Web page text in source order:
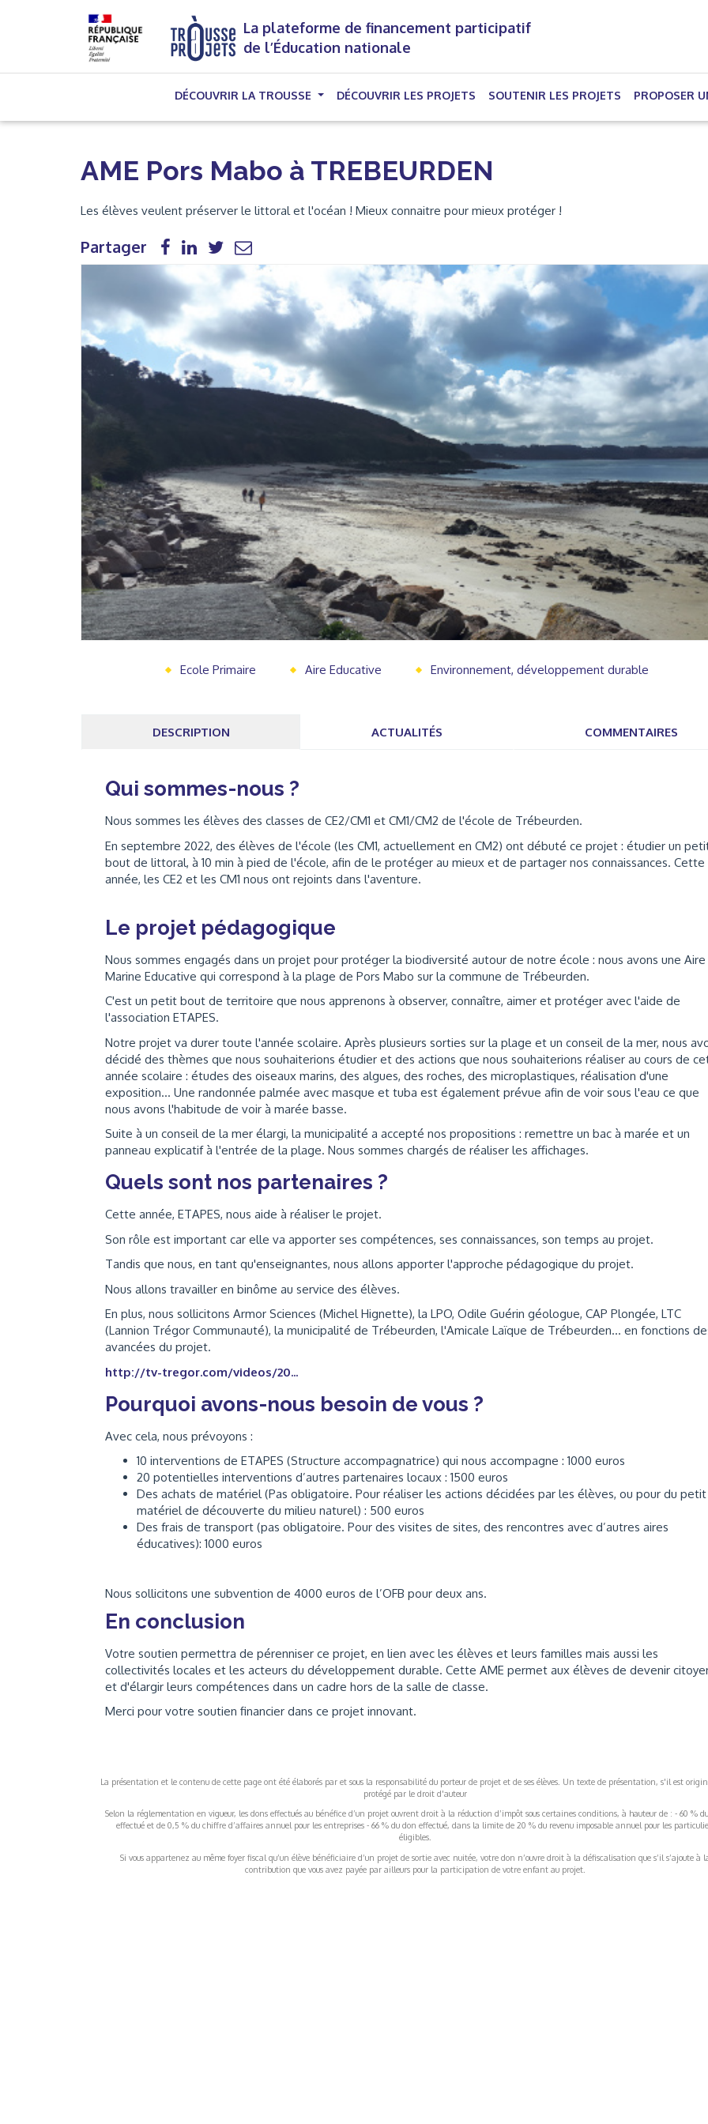
La plateforme de financement participatif
de l’Éducation nationale
DÉCOUVRIR LA TROUSSE DÉCOUVRIR LES PROJETS (CURRENT)
SOUTENIR LES PROJETS PROPOSER
AME Pors Mabo à TREBEURDEN
Les élèves veulent préserver le littoral et l'océan ! Mieux connaitre pour mieux protéger !
Partager
Ecole Primaire Aire Educative Environnement, développement durable
DESCRIPTION ACTUALITÉS COMMENTAIRES
Qui sommes-nous ?
Nous sommes les élèves des classes de CE2/CM1 et CM1/CM2 de l'école de Trébeurden.
En septembre 2022, des élèves de l'école (les CM1, actuellement en CM2) ont débuté ce projet : étudier un
bout de littoral, à 10 min à pied de l'école, afin de le protéger au mieux et de partager nos connaissances. Cette
année, les CE2 et les CM1 nous ont rejoints dans l'aventure.
Le projet pédagogique
Nous sommes engagés dans un projet pour protéger la biodiversité autour de notre école : nous avons une Aire
Marine Educative qui correspond à la plage de Pors Mabo sur la commune de Trébeurden.
C'est un petit bout de territoire que nous apprenons à observer, connaître, aimer et protéger avec l'aide de
l'association ETAPES.
Notre projet va durer toute l'année scolaire. Après plusieurs sorties sur la plage et un conseil de la mer, nous
décidé des thèmes que nous souhaiterions étudier et des actions que nous souhaiterions réaliser au cours de
année scolaire : études des oiseaux marins, des algues, des roches, des microplastiques, réalisation d'une
exposition... Une randonnée palmée avec masque et tuba est également prévue afin de voir sous l'eau ce que
nous avons l'habitude de voir à marée basse.
Suite à un conseil de la mer élargi, la municipalité a accepté nos propositions : remettre un bac à marée et un
panneau explicatif à l'entrée de la plage. Nous sommes chargés de réaliser les affichages.
Quels sont nos partenaires ?
Cette année, ETAPES, nous aide à réaliser le projet.
Son rôle est important car elle va apporter ses compétences, ses connaissances, son temps au projet.
Tandis que nous, en tant qu'enseignantes, nous allons apporter l'approche pédagogique du projet.
Nous allons travailler en binôme au service des élèves.
En plus, nous sollicitons Armor Sciences (Michel Hignette), la LPO, Odile Guérin géologue, CAP Plongée, LTC
(Lannion Trégor Communauté), la municipalité de Trébeurden, l'Amicale Laïque de Trébeurden... en fonctions
avancées du projet.
http://tv-tregor.com/videos/20...
Pourquoi avons-nous besoin de vous ?
Avec cela, nous prévoyons :
10 interventions de ETAPES (Structure accompagnatrice) qui nous accompagne : 1000 euros
20 potentielles interventions d’autres partenaires locaux : 1500 euros
Des achats de matériel (Pas obligatoire. Pour réaliser les actions décidées par les élèves, ou pour du petit
matériel de découverte du milieu naturel) : 500 euros
Des frais de transport (pas obligatoire. Pour des visites de sites, des rencontres avec d’autres aires
éducatives): 1000 euros
Nous sollicitons une subvention de 4000 euros de l’OFB pour deux ans.
En conclusion
Votre soutien permettra de pérenniser ce projet, en lien avec les élèves et leurs familles mais aussi les
collectivités locales et les acteurs du développement durable. Cette AME permet aux élèves de devenir
et d'élargir leurs compétences dans un cadre hors de la salle de classe.
Merci pour votre soutien financier dans ce projet innovant.
La présentation et le contenu de cette page ont été élaborés par et sous la responsabilité du porteur de projet et de ses élèves. Un texte de présentation, s'il est
protégé par le droit d'auteur
Selon la réglementation en vigueur, les dons effectués au bénéfice d’un projet ouvrent droit à la réduction d’impôt sous certaines conditions, à hauteur de : - 60 %
effectué et de 0,5 % du chiffre d’affaires annuel pour les entreprises - 66 % du don effectué, dans la limite de 20 % du revenu imposable annuel pour les
éligibles.
Si vous appartenez au même foyer fiscal qu’un élève bénéficiaire d’un projet de sortie avec nuitée, votre don n’ouvre droit à la défiscalisation que s’il s’ajoute à
contribution que vous avez payée par ailleurs pour la participation de votre enfant au projet.